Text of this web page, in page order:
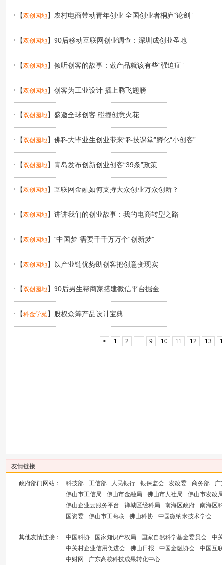
【双创园地】 农村电商带动青年创业 全国创业者桐庐“论剑”
【双创园地】 90后移动互联网创业调查：深圳成创业圣地
【双创园地】 倾听创客的故事：做产品就该有些“强迫症”
【双创园地】 创客为工业设计 插上腾飞翅膀
【双创园地】 盛邀全球创客 碰撞创意火花
【双创园地】 佛科大毕业生创业带来“科技课堂”孵化“小创客”
【双创园地】 青岛发布创新创业创客“39条”政策
【双创园地】 互联网金融如何支持大众创业万众创新？
【双创园地】 讲讲我们的创业故事：我的电商转型之路
【双创园地】 “中国梦”需要千千万万个“创新梦”
【双创园地】 以产业链优势助创客把创意变现实
【双创园地】 90后男生帮商家搭建微信平台掘金
【科金学苑】 股权众筹产品设计宝典
< 1 2 ... 9 10 11 12 13
友情链接
政府部门网站： 科技部 工信部 人民银行 银保监会 发改委 商务部
广
佛山市工信局
佛山市金融局 佛山市人社局
佛山市发改
佛山企业云服务平台
禅城区经科局 南海区政府
南海区
国资委
佛山市工商联 佛山科协 中国微纳米技术学会
其他友情连接： 中国科协 国家知识产权局 国家自然科学基金委员会
中
中关村企业信用促进会
佛山日报 中国金融协会
中国互
中财网
广东高校科技成果转化中心